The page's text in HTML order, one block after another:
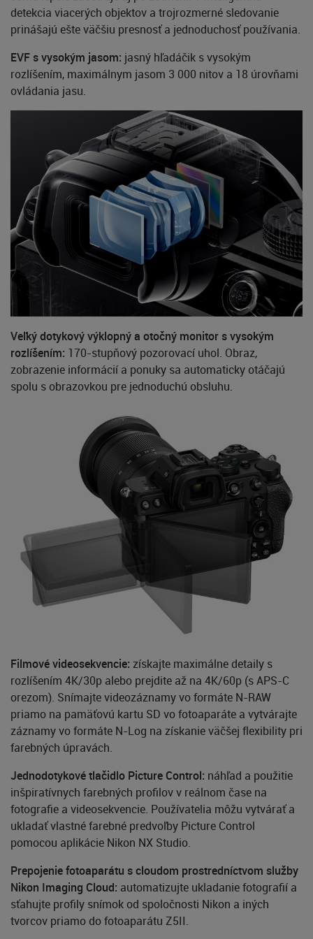
detekcia viacerých objektov a trojrozmerné sledovanie
prinášajú ešte väčšiu presnosť a jednoduchosť používania.
EVF s vysokým jasom: jasný hľadáčik s vysokým
rozlíšením, maximálnym jasom 3 000 nitov a 18 úrovňami
ovládania jasu.
Veľký dotykový výklopný a otočný monitor s vysokým
rozlíšením: 170-stupňový pozorovací uhol. Obraz,
zobrazenie informácií a ponuky sa automaticky otáčajú
spolu s obrazovkou pre jednoduchú obsluhu.
Filmové videosekvencie: získajte maximálne detaily s
rozlíšením 4K/30p alebo prejdite až na 4K/60p (s APS-C
orezom). Snímajte videozáznamy vo formáte N-RAW
priamo na pamäťovú kartu SD vo fotoaparáte a vytvárajte
záznamy vo formáte N-Log na získanie väčšej flexibility pri
farebných úpravách.
Jednodotykové tlačidlo Picture Control: náhľad a použitie
inšpiratívnych farebných profilov v reálnom čase na
fotografie a videosekvencie. Používatelia môžu vytvárať a
ukladať vlastné farebné predvoľby Picture Control
pomocou aplikácie Nikon NX Studio.
Prepojenie fotoaparátu s cloudom prostredníctvom služby
Nikon Imaging Cloud: automatizujte ukladanie fotografií a
sťahujte profily snímok od spoločnosti Nikon a iných
tvorcov priamo do fotoaparátu Z5II.